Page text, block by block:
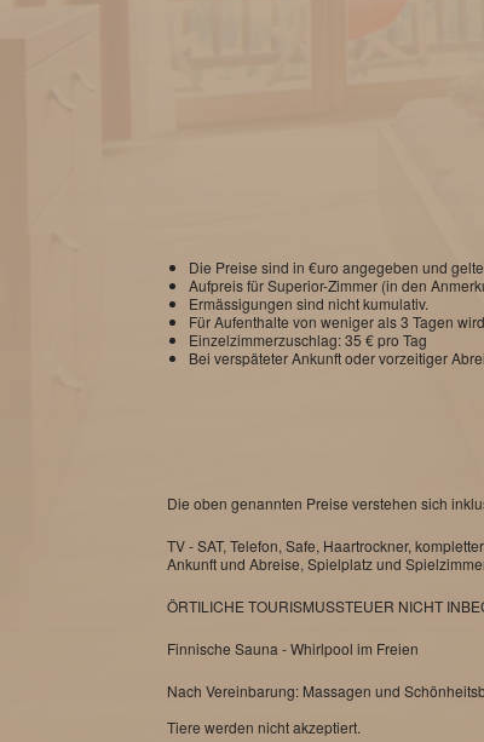
Die Preise sind in €uro angegeben und
Aufpreis für Superior-Zimmer (in den
Ermässigungen sind nicht kumulativ.
Für Aufenthalte von weniger als 3 Tagen
Einzelzimmerzuschlag: 35 € pro Tag
Bei verspäteter Ankunft oder vorzeitiger
Die oben genannten Preise verstehen sich
TV - SAT, Telefon, Safe, Haartrockner,
Ankunft und Abreise, Spielplatz und
ÖRTILICHE TOURISMUSSTEUER NICHT
Finnische Sauna - Whirlpool im Freien
Nach Vereinbarung: Massagen und
Tiere werden nicht akzeptiert.